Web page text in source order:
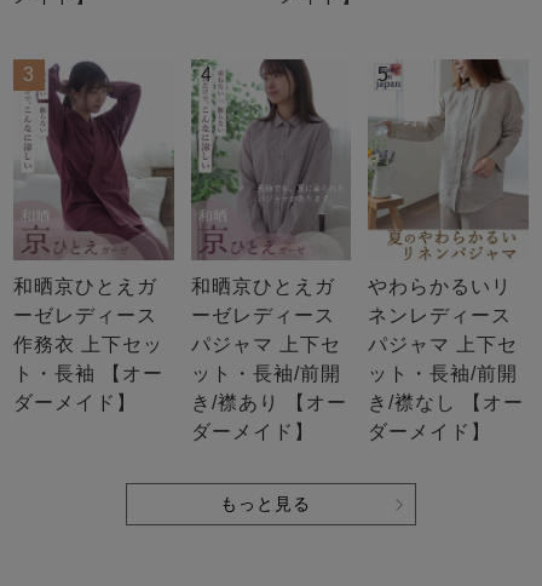
単品
単品
売れ筋ランキング
新着商品
すべてのデザインのパジャマ一覧はこちら
3
和晒京ひとえガ
ーゼレディース
作務衣 上下セッ
ト・長袖 【オー
ダーメイド】
4
和晒京ひとえガ
ーゼレディース
パジャマ 上下セ
ット・長袖/前開
き/襟あり 【オー
ダーメイド】
5
やわらかるいリ
ネンレディース
パジャマ 上下セ
ット・長袖/前開
き/襟なし 【オー
ダーメイド】
もっと見る